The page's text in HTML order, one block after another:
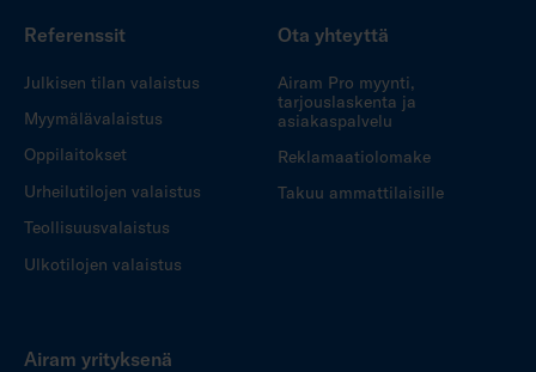
Referenssit
Julkisen tilan valaistus
Myymälävalaistus
Oppilaitokset
Urheilutilojen valaistus
Teollisuusvalaistus
Ulkotilojen valaistus
Ota yhteyttä
Airam Pro myynti,
tarjouslaskenta ja
asiakaspalvelu
Reklamaatiolomake
Takuu ammattilaisille
Airam yrityksenä